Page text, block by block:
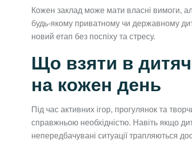
Кожен заклад може мати власні вимоги,
будь-якому приватному чи державному
новий етап без поспіху та стресу.
Що взяти в
на кожен день
Під час активних ігор, прогулянок та
справжньою необхідністю. Навіть якщо
непередбачувані ситуації трапляються